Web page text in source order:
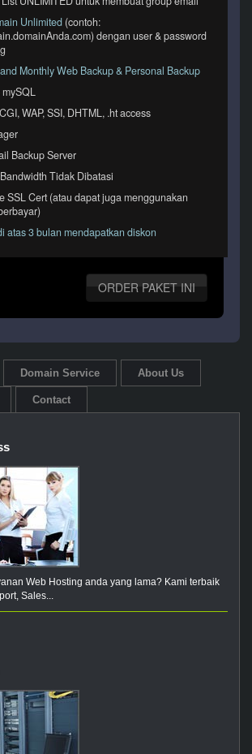
Unlimited (contoh:
dengan user & password
Monthly Web Backup & Personal Backup
WAP, SSI, DHTML, .ht access
Backup Server
Tidak Dibatasi
SSL Cert (atau dapat juga menggunakan
atas 3 bulan mendapatkan diskon
ORDER PAKET INI
Domain Service About Us
Contact
Web Hosting anda yang lama? Kami terbaik
Sales...